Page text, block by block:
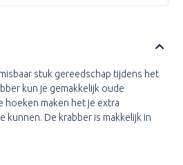
stuk gereedschap tijdens het
kun je gemakkelijk oude
maken het je extra
kunnen. De krabber is makkelijk in